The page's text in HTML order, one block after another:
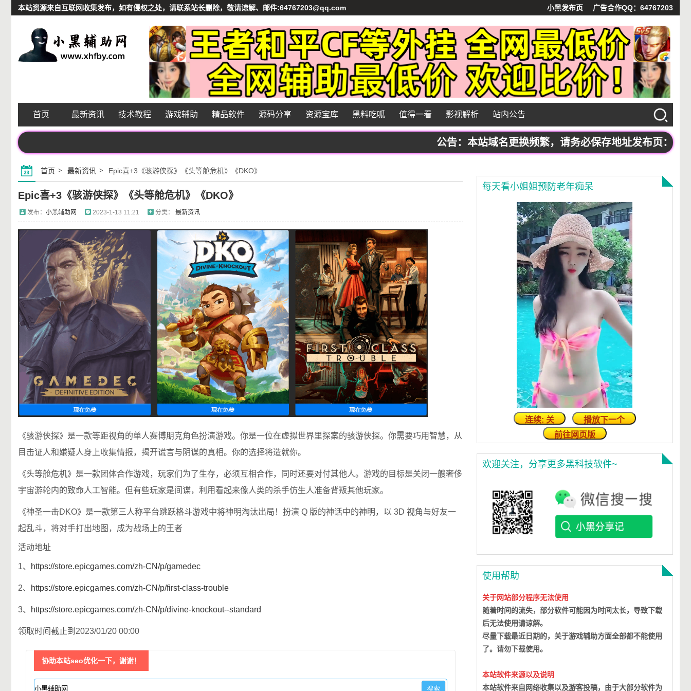
本站资源来自互联网收集发布，如有侵权之处，请联系站长删除，敬请谅解、邮件:64767203@qq.com 小黑发布页 广告合作QQ：64767203
首页 最新资讯 技术教程 游戏辅助 精品软件 源码分享 资源宝库 黑料吃呱 值得一看 影视解析 站内公告
公告：本站域名更换频繁，请务必保存地址发布页：
首页 最新资讯 Epic喜+3《骇游侠探》《头等舱危机》《DKO》
Epic喜+3《骇游侠探》《头等舱危机》《DKO》
发布： 小黑辅助网 2023-1-13 11:21 分类： 最新资讯
《骇游侠探》是一款等距视角的单人赛博朋克角色扮演游戏。你是一位在虚拟世界里探案的骇游侠探。你需要巧用智慧，从
目击证人和嫌疑人身上收集情报，揭开谎言与阴谋的真相。你的选择将造就你。
《头等舱危机》是一款团体合作游戏，玩家们为了生存，必须互相合作，同时还要对付其他人。游戏的目标是关闭一艘奢侈
宇宙游轮内的致命人工智能。但有些玩家是间谍，利用看起来像人类的杀手仿生人准备背叛其他玩家。
《神圣一击DKO》是一款第三人称平台跳跃格斗游戏中将神明淘汰出局！扮演 Q 版的神话中的神明，以 3D 视角与好友一
起乱斗，将对手打出地图，成为战场上的王者
活动地址
1、 https://store.epicgames.com/zh-CN/p/gamedec
2、 https://store.epicgames.com/zh-CN/p/first-class-trouble
3、 https://store.epicgames.com/zh-CN/p/divine-knockout--standard
领取时间截止到2023/01/20 00:00
协助本站seo优化一下，谢谢！
每天看小姐姐预防老年痴呆
连续: 关
播放下一个
前往网页版
欢迎关注，分享更多黑科技软件~
使用帮助
关于网站部分程序无法使用
随着时间的流失，部分软件可能因为时间太长，导致下载
后无法使用请谅解。
尽量下载最近日期的，关于游戏辅助方面全部都不能使用
了。请勿下载使用。
本站软件来源以及说明
本站软件来自网络收集以及游客投稿，由于大部分软件为